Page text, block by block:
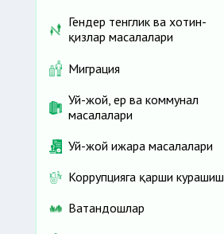
Гендер тенглик ва хотин-
қизлар масалалари
Миграция
Уй-жой, ер ва коммунал
масалалари
Уй-жой ижара масалалари
Коррупцияга қарши курашиш
Ватандошлар